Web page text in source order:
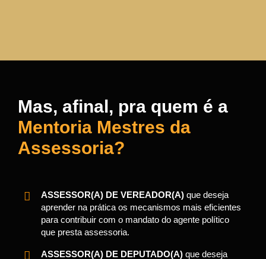
Mas, afinal, pra quem é a
Mentoria Mestres da
Assessoria?
ASSESSOR(A) DE VEREADOR(A)que deseja
aprender na prática os mecanismos mais eficientes
para contribuir com o mandato do agente político
que presta assessoria.
ASSESSOR(A) DE DEPUTADO(A)que deseja